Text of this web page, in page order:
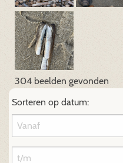
304 beelden gevonden
Sorteren op datum: